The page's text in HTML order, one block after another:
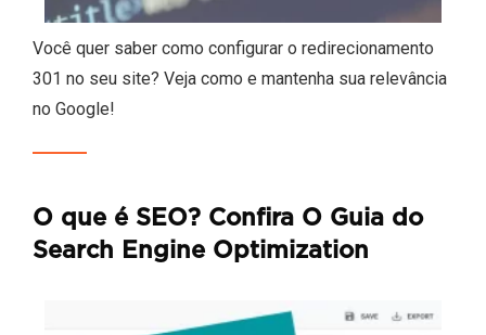
Você quer saber como configurar o redirecionamento
301 no seu site? Veja como e mantenha sua relevância
no Google!
O que é SEO? Confira O Guia do
Search Engine Optimization